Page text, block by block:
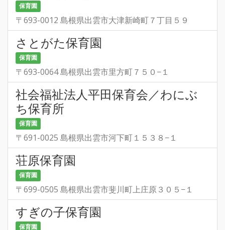
保育園
〒693-0012 島根県出雲市大津新崎町７丁目５９
さとがた保育園
保育園
〒693-0064 島根県出雲市里方町７５０−１
社会福祉法人平田保育会／わにぶ
ち保育所
保育園
〒691-0025 島根県出雲市河下町１５３８−１
荘原保育園
保育園
〒699-0505 島根県出雲市斐川町上庄原３０５−１
すぎの子保育園
保育園